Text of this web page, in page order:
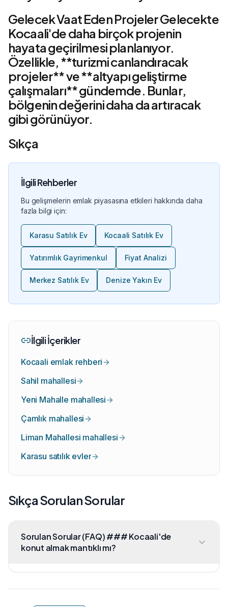
Gelecek Vaat Eden Projeler Gelecekte
Kocaali'de daha birçok projenin
hayata geçirilmesi planlanıyor.
Özellikle, **turizmi canlandıracak
projeler** ve **altyapı geliştirme
çalışmaları** gündemde. Bunlar,
bölgenin değerini daha da artıracak
gibi görünüyor.
Sıkça
İlgili Rehberler
Bu gelişmelerin emlak piyasasına etkileri hakkında daha
fazla bilgi için:
Karasu Satılık Ev Kocaali Satılık Ev
Yatırımlık Gayrimenkul Fiyat Analizi
Merkez Satılık Ev Denize Yakın Ev
İlgili İçerikler
Kocaali emlak rehberi
Sahil mahallesi
Yeni Mahalle mahallesi
Çamlık mahallesi
Liman Mahallesi mahallesi
Karasu satılık evler
Sıkça Sorulan Sorular
Sorulan Sorular (FAQ) ### Kocaali'de
konut almak mantıklı mı?